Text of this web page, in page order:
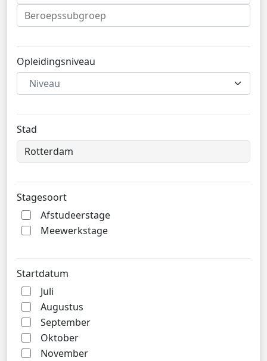
Opleidingsniveau
Niveau
Stad
Stagesoort
Afstudeerstage
Meewerkstage
Startdatum
Juli
Augustus
September
Oktober
November